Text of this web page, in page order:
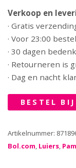
Verkoop en
· Gratis
· Voor 23:00
· 30 dagen
· Retourneren is
· Dag en nacht
BESTEL
Artikelnummer:
Bol.com, Luiers,